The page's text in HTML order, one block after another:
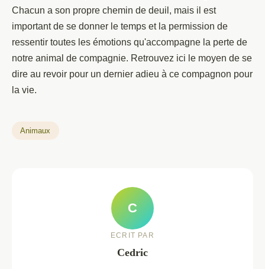
Chacun a son propre chemin de deuil, mais il est
important de se donner le temps et la permission de
ressentir toutes les émotions qu'accompagne la perte de
notre animal de compagnie. Retrouvez ici le moyen de se
dire au revoir pour un dernier adieu à ce compagnon pour
la vie.
Animaux
C
ECRIT PAR
Cedric